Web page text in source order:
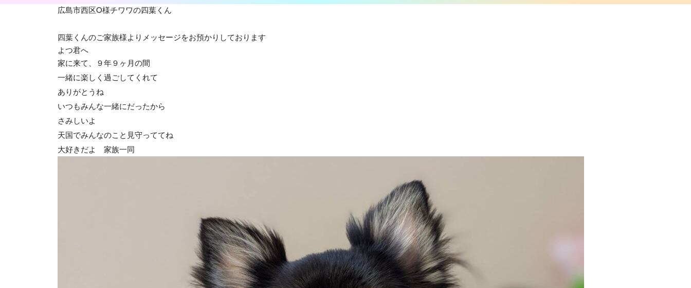
広島市西区O様チワワの四葉くん
四葉くんのご家族様よりメッセージをお預かりしております
よつ君へ
家に来て、９年９ヶ月の間
一緒に楽しく過ごしてくれて
ありがとうね
いつもみんな一緒にだったから
さみしいよ
天国でみんなのこと見守っててね
大好きだよ 家族一同